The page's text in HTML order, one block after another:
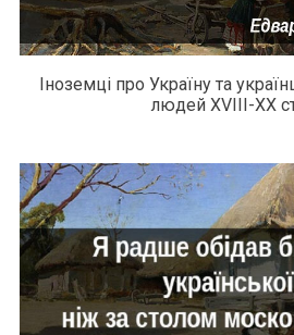
Іноземці про Україну та
людей XVIII-XX